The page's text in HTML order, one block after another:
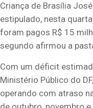
Criança de Brasília
estipulado, nesta
foram pagos R$ 15
segundo afirmou a
Com um déficit
Ministério Público do
operando com atraso